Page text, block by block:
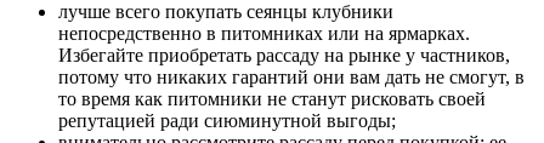
лучше всего покупать сеянцы клубники
непосредственно в питомниках или на ярмарках.
Избегайте приобретать рассаду на рынке у частников,
потому что никаких гарантий они вам дать не смогут, в
то время как питомники не станут рисковать своей
репутацией ради сиюминутной выгоды;